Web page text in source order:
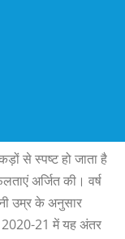
से स्पष्ट हो जाता है
अर्जित की। वर्ष
उम्र के अनुसार
21 में यह अंतर